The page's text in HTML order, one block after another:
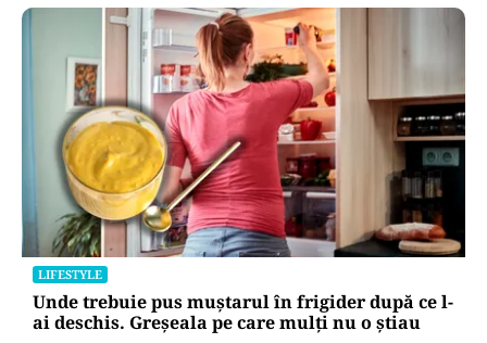
LIFESTYLE
Unde trebuie pus muștarul în frigider după ce l-
ai deschis. Greșeala pe care mulți nu o știau